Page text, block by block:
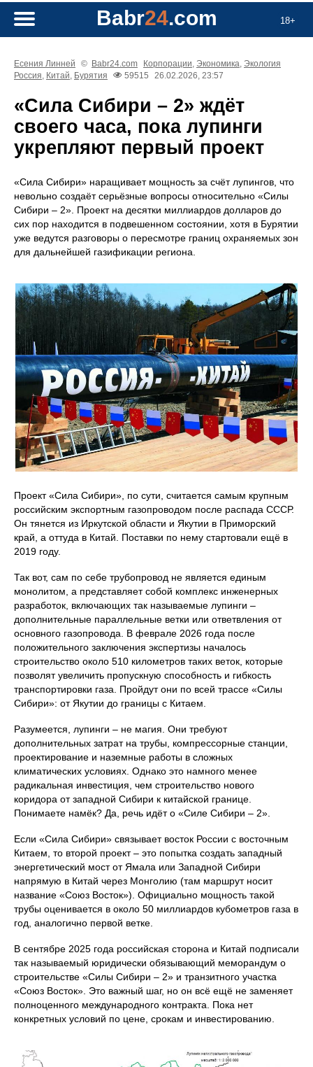
18+
Babr24.com
Есения Линней © Babr24.com Корпорации, Экономика, Экология
Россия, Китай, Бурятия 59515 26.02.2026, 23:57
«Сила Сибири – 2» ждёт
своего часа, пока лупинги
укрепляют первый проект
«Сила Сибири» наращивает мощность за счёт лупингов, что
невольно создаёт серьёзные вопросы относительно «Силы
Сибири – 2». Проект на десятки миллиардов долларов до
сих пор находится в подвешенном состоянии, хотя в Бурятии
уже ведутся разговоры о пересмотре границ охраняемых зон
для дальнейшей газификации региона.
Проект «Сила Сибири», по сути, считается самым крупным
российским экспортным газопроводом после распада СССР.
Он тянется из Иркутской области и Якутии в Приморский
край, а оттуда в Китай. Поставки по нему стартовали ещё в
2019 году.
Так вот, сам по себе трубопровод не является единым
монолитом, а представляет собой комплекс инженерных
разработок, включающих так называемые лупинги –
дополнительные параллельные ветки или ответвления от
основного газопровода. В феврале 2026 года после
положительного заключения экспертизы началось
строительство около 510 километров таких веток, которые
позволят увеличить пропускную способность и гибкость
транспортировки газа. Пройдут они по всей трассе «Силы
Сибири»: от Якутии до границы с Китаем.
Разумеется, лупинги – не магия. Они требуют
дополнительных затрат на трубы, компрессорные станции,
проектирование и наземные работы в сложных
климатических условиях. Однако это намного менее
радикальная инвестиция, чем строительство нового
коридора от западной Сибири к китайской границе.
Понимаете намёк? Да, речь идёт о «Силе Сибири – 2».
Если «Сила Сибири» связывает восток России с восточным
Китаем, то второй проект – это попытка создать западный
энергетический мост от Ямала или Западной Сибири
напрямую в Китай через Монголию (там маршрут носит
название «Союз Восток»). Официально мощность такой
трубы оценивается в около 50 миллиардов кубометров газа в
год, аналогично первой ветке.
В сентябре 2025 года российская сторона и Китай подписали
так называемый юридически обязывающий меморандум о
строительстве «Силы Сибири – 2» и транзитного участка
«Союз Восток». Это важный шаг, но он всё ещё не заменяет
полноценного международного контракта. Пока нет
конкретных условий по цене, срокам и инвестированию.